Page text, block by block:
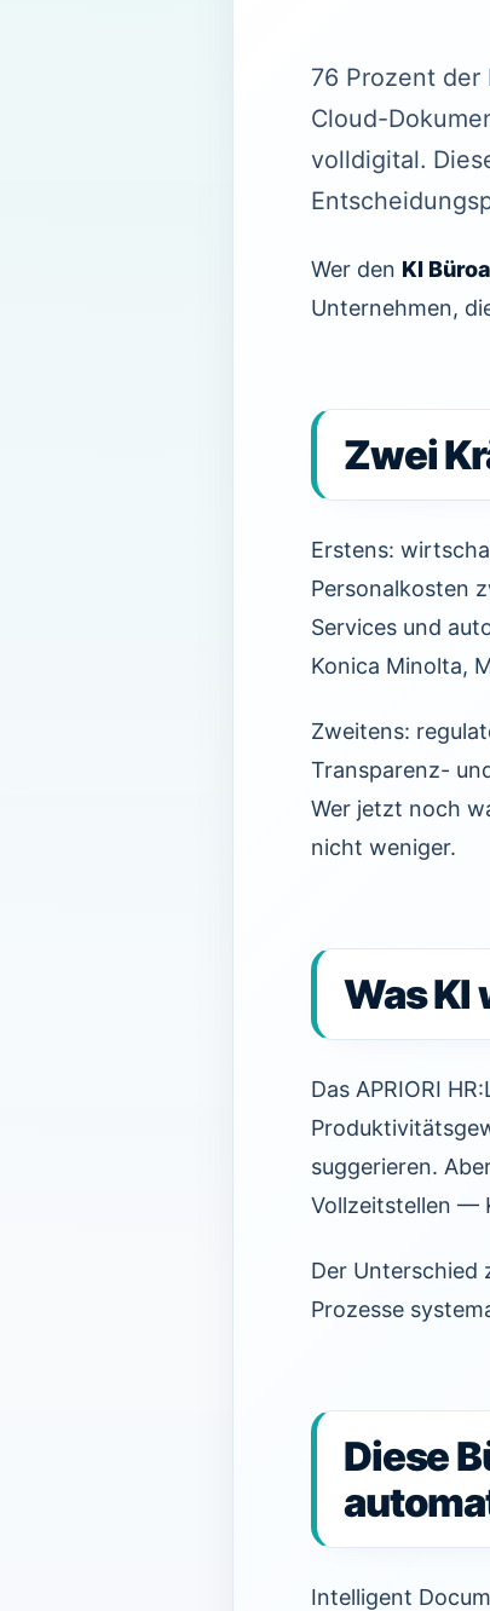
76 Prozent der
Cloud-
volldigital.
Wer den KI
Unternehmen,
Zwei
Erstens:
Personalkosten
Services und
Konica Minolta,
Zweitens:
Transparenz-
Wer jetzt noch
nicht weniger.
Was
Das APRIORI
suggerieren.
Vollzeitstellen —
Der Unterschied
Prozesse
Diese
Intelligent